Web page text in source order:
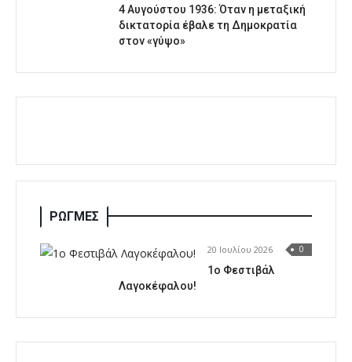
4 Αυγούστου 1936: Όταν η μεταξική
δικτατορία έβαλε τη Δημοκρατία
στον «γύψο»
ΡΩΓΜΕΣ
20 Ιουλίου 2026 0
1o Φεστιβάλ
Λαγοκέφαλου!